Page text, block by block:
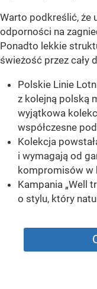
Warto podkreślić, że
odporności na
Ponadto lekkie
świeżość przez cały
Polskie Linie
z kolejną polską
wyjątkowa
współczesne
Kolekcja
i wymagają od
kompromisów w
Kampania „Well
o stylu, który